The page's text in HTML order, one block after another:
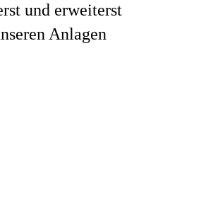
und erweiterst
Anlagen